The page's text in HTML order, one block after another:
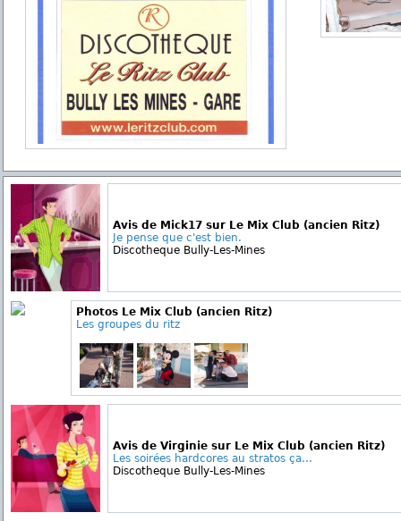
Avis de Mick17 sur Le Mix Club (ancien Ritz)
Je pense que c'est bien.
Discotheque Bully-Les-Mines
Photos Le Mix Club (ancien Ritz)
Les groupes du ritz
Avis de Virginie sur Le Mix Club (ancien Ritz)
Les soirées hardcores au stratos ça...
Discotheque Bully-Les-Mines